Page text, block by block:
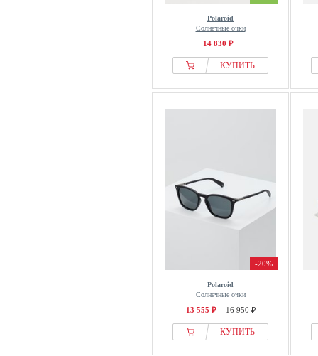
Polaroid
Солнечные очки
14 830 ₽
КУПИТЬ
-20%
Polaroid
Солнечные очки
13 555 ₽ 16 950 ₽
КУПИТЬ